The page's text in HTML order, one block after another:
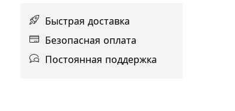
Быстрая доставка
Безопасная оплата
Постоянная поддержка